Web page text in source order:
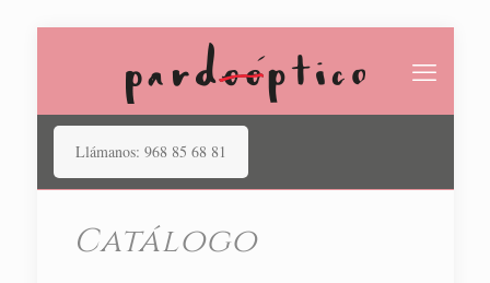
Llámanos: 968 85 68 81
Catálogo